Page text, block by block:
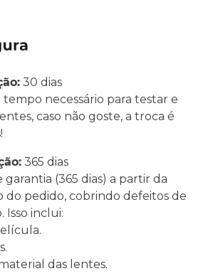
30 dias
necessário para testar e
caso não goste, a troca é
365 dias
garantia (365 dias) a partir da
pedido, cobrindo defeitos de
Isso inclui:
das lentes.